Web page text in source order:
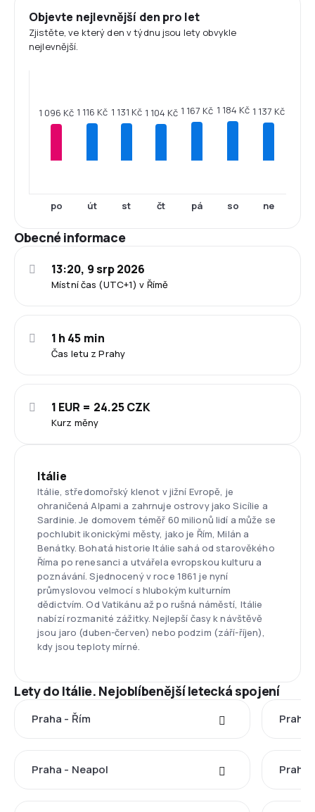
Objevte nejlevnější den pro let
Zjistěte, ve který den v týdnu jsou lety obvykle
nejlevnější.
1 096 Kč
po
1 116 Kč
út
1 131 Kč
st
1 104 Kč
čt
1 167 Kč
pá
1 184 Kč
so
1 137 Kč
ne
Obecné informace
Místní čas (UTC+1) v Římě
13:20, 9 srp 2026
Čas letu z Prahy
1 h 45 min
Kurz měny
1 EUR = 24.25 CZK
Itálie
Itálie, středomořský klenot v jižní Evropě, je
ohraničená Alpami a zahrnuje ostrovy jako Sicílie a
Sardinie. Je domovem téměř 60 milionů lidí a může se
pochlubit ikonickými městy, jako je Řím, Milán a
Benátky. Bohatá historie Itálie sahá od starověkého
Říma po renesanci a utvářela evropskou kulturu a
poznávání. Sjednocený v roce 1861 je nyní
průmyslovou velmocí s hlubokým kulturním
dědictvím. Od Vatikánu až po rušná náměstí, Itálie
nabízí rozmanité zážitky. Nejlepší časy k návštěvě
jsou jaro (duben-červen) nebo podzim (září-říjen),
kdy jsou teploty mírné.
Lety do Itálie. Nejoblíbenější letecká spojení
Praha - Řím Praha
Praha - Neapol Praha